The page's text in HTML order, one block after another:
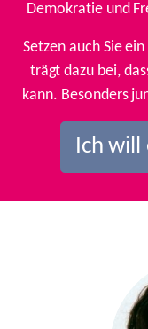
Demokratie und
Setzen auch Sie
trägt dazu bei,
kann. Besonders
Ich will